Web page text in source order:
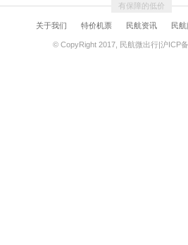
有保障的低价
关于我们 特价机票 民航资讯 民
© CopyRight 2017, 民航微出行|沪ICP